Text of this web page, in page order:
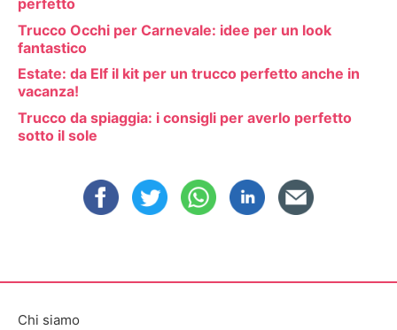
perfetto
Trucco Occhi per Carnevale: idee per un look
fantastico
Estate: da Elf il kit per un trucco perfetto anche in
vacanza!
Trucco da spiaggia: i consigli per averlo perfetto
sotto il sole
Chi siamo